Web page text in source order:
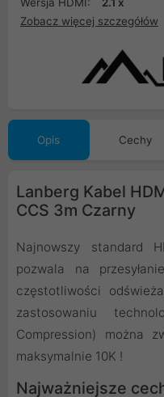
Zobacz więcej szczegółów
Opis Cechy
Lanberg Kabel
CCS 3m Czarny
Najnowszy standard
pozwala na
częstotliwości
zastosowaniu
Compression) można
maksymalnie 10K !
Najważniejsze